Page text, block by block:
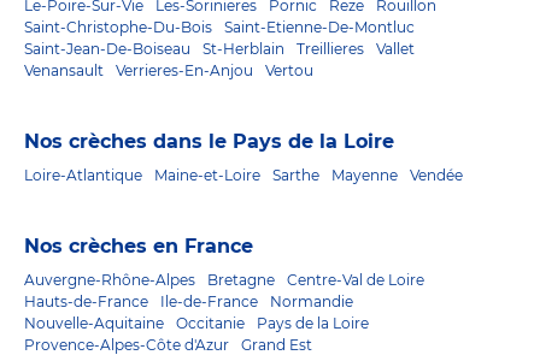
Le-Poire-Sur-Vie
Les-Sorinieres Pornic Reze
Rouillon
Saint-Christophe-Du-Bois
Saint-Etienne-De-Montluc
Saint-Jean-De-Boiseau
St-Herblain Treillieres
Vallet
Venansault
Verrieres-En-Anjou Vertou
Nos crèches dans le Pays de la Loire
Loire-Atlantique Maine-et-Loire Sarthe Mayenne Vendée
Nos crèches en France
Auvergne-Rhône-Alpes Bretagne
Centre-Val de Loire
Hauts-de-France
Ile-de-France
Normandie
Nouvelle-Aquitaine
Occitanie
Pays de la Loire
Provence-Alpes-Côte d'Azur
Grand Est